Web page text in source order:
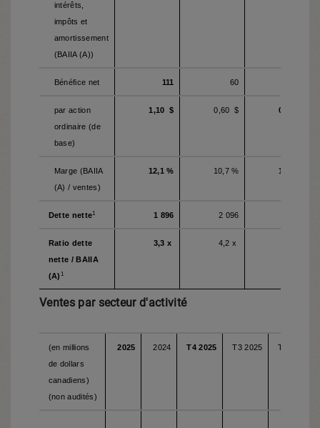
intérêts,
impôts et
amortissement
(BAIIA (A))
Bénéfice net 111 60
par action
ordinaire (de
base)
1,10 $ 0,60 $ 0,40 $
Marge (BAIIA
(A) / ventes)
12,1 % 10,7 % 12,9 %
Dette nette1 1 896 2 096
Ratio dette
nette / BAIIA
(A) 1
3,3 x 4,2 x
Ventes par secteur d'activité
(en millions
de dollars
canadiens)
(non audités)
2025 2024 T4 2025 T3 2025 T4 2024